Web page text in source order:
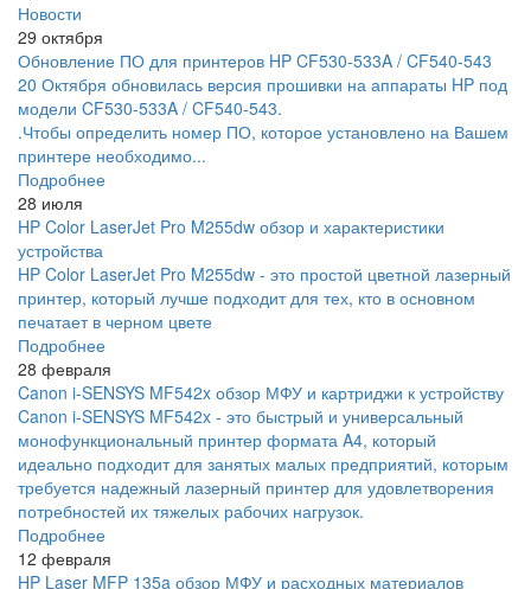
Новости
29 октября
Обновление ПО для принтеров HP CF530-533A / CF540-543
20 Октября обновилась версия прошивки на аппараты HP под
модели CF530-533A / CF540-543.
.Чтобы определить номер ПО, которое установлено на Вашем
принтере необходимо...
Подробнее
28 июля
HP Color LaserJet Pro M255dw обзор и характеристики
устройства
HP Color LaserJet Pro M255dw - это простой цветной лазерный
принтер, который лучше подходит для тех, кто в основном
печатает в черном цвете
Подробнее
28 февраля
Canon i-SENSYS MF542x обзор МФУ и картриджи к устройству
Canon i-SENSYS MF542x - это быстрый и универсальный
монофункциональный принтер формата A4, который
идеально подходит для занятых малых предприятий, которым
требуется надежный лазерный принтер для удовлетворения
потребностей их тяжелых рабочих нагрузок.
Подробнее
12 февраля
HP Laser MFP 135a обзор МФУ и расходных материалов